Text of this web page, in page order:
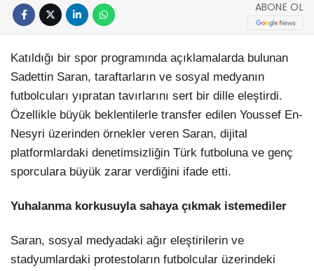
ABONE OL
Katıldığı bir spor programında açıklamalarda bulunan
Sadettin Saran, taraftarların ve sosyal medyanın
futbolcuları yıpratan tavırlarını sert bir dille eleştirdi.
Özellikle büyük beklentilerle transfer edilen Youssef En-
Nesyri üzerinden örnekler veren Saran, dijital
platformlardaki denetimsizliğin Türk futboluna ve genç
sporculara büyük zarar verdiğini ifade etti.
Yuhalanma korkusuyla sahaya çıkmak istemediler
Saran, sosyal medyadaki ağır eleştirilerin ve
stadyumlardaki protestoların futbolcular üzerindeki